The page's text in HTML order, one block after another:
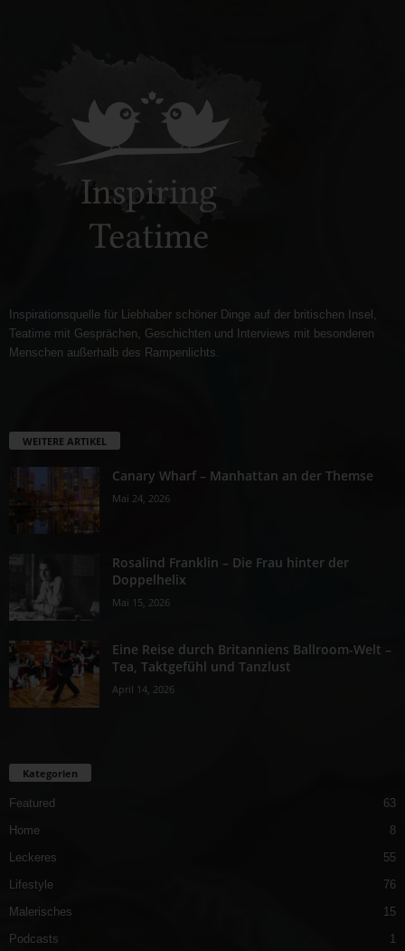
Inspirationsquelle für Liebhaber schöner Dinge auf der britischen Insel,
Teatime mit Gesprächen, Geschichten und Interviews mit besonderen
Menschen außerhalb des Rampenlichts.
WEITERE ARTIKEL
Canary Wharf – Manhattan an der Themse
Mai 24, 2026
Rosalind Franklin – Die Frau hinter der
Doppelhelix
Mai 15, 2026
Eine Reise durch Britanniens Ballroom-Welt –
Tea, Taktgefühl und Tanzlust
April 14, 2026
Kategorien
Featured
63
Home
8
Leckeres
55
Lifestyle
76
Malerisches
15
Podcasts
1